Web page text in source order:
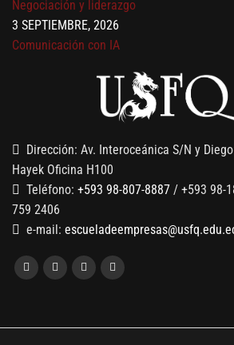
3 SEPTIEMBRE, 2026
Comunicación con IA
7 SEPTIEMBRE, 2026
Gobernanza de datos
Finanzas para no financieros
Dirección: Av. Interoceánica S/N y
Hayek Oficina H100
Teléfono: +593 98-807-8887 / +593 98-
759 2406
e-mail: